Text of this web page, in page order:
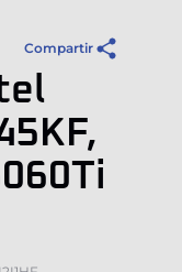
Compartir